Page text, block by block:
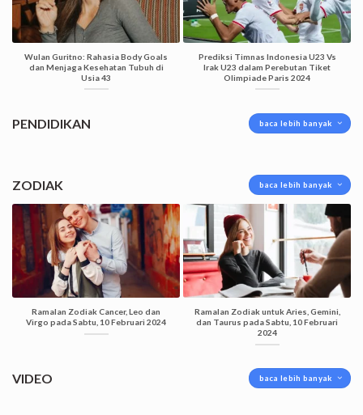
Wulan Guritno: Rahasia Body Goals
dan Menjaga Kesehatan Tubuh di
Usia 43
Prediksi Timnas Indonesia U23 Vs
Irak U23 dalam Perebutan Tiket
Olimpiade Paris 2024
PENDIDIKAN baca lebih banyak
ZODIAK baca lebih banyak
Ramalan Zodiak Cancer, Leo dan
Virgo pada Sabtu, 10 Februari 2024
Ramalan Zodiak untuk Aries, Gemini,
dan Taurus pada Sabtu, 10 Februari
2024
VIDEO baca lebih banyak